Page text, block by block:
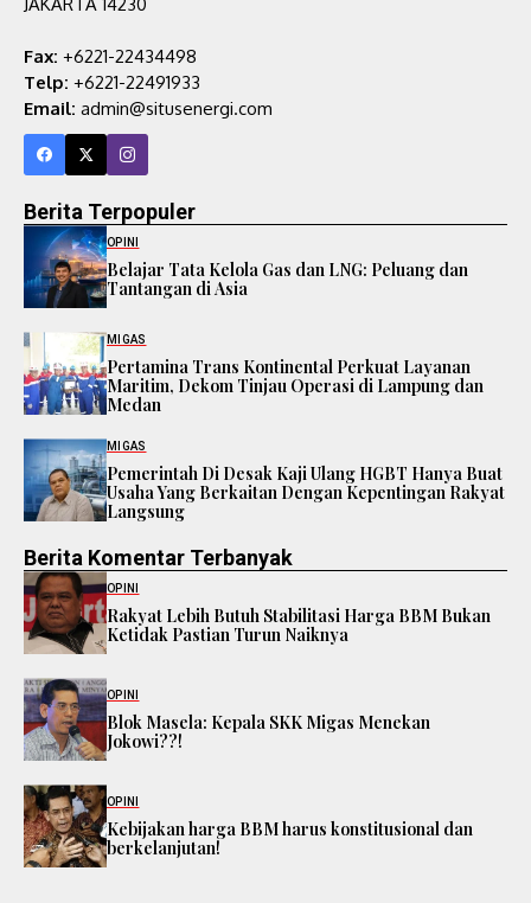
JAKARTA 14230
Fax: +6221-22434498
Telp: +6221-22491933
Email: admin@situsenergi.com
Berita Terpopuler
OPINI
Belajar Tata Kelola Gas dan LNG: Peluang dan
Tantangan di Asia
MIGAS
Pertamina Trans Kontinental Perkuat Layanan
Maritim, Dekom Tinjau Operasi di Lampung dan
Medan
MIGAS
Pemerintah Di Desak Kaji Ulang HGBT Hanya Buat
Usaha Yang Berkaitan Dengan Kepentingan Rakyat
Langsung
Berita Komentar Terbanyak
OPINI
Rakyat Lebih Butuh Stabilitasi Harga BBM Bukan
Ketidak Pastian Turun Naiknya
OPINI
Blok Masela: Kepala SKK Migas Menekan
Jokowi??!
OPINI
Kebijakan harga BBM harus konstitusional dan
berkelanjutan!